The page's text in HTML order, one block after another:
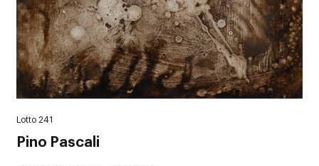
Lotto 241
Pino Pascali